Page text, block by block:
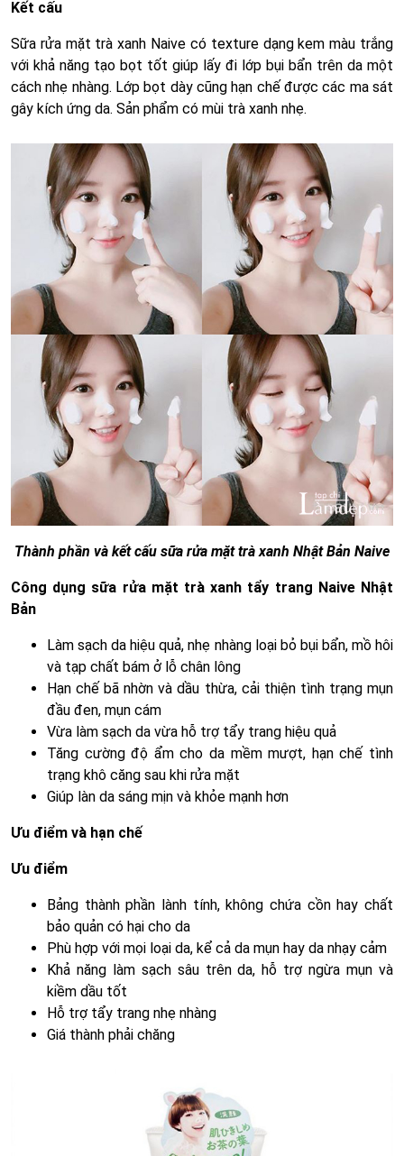
Kết cấu
Sữa rửa mặt trà xanh Naive có texture dạng kem màu trắng
với khả năng tạo bọt tốt giúp lấy đi lớp bụi bẩn trên da một
cách nhẹ nhàng. Lớp bọt dày cũng hạn chế được các ma sát
gây kích ứng da. Sản phẩm có mùi trà xanh nhẹ.
Thành phần và kết cấu sữa rửa mặt trà xanh Nhật Bản Naive
Công dụng sữa rửa mặt trà xanh tẩy trang Naive Nhật
Bản
Làm sạch da hiệu quả, nhẹ nhàng loại bỏ bụi bẩn, mồ hôi
và tạp chất bám ở lỗ chân lông
Hạn chế bã nhờn và dầu thừa, cải thiện tình trạng mụn
đầu đen, mụn cám
Vừa làm sạch da vừa hỗ trợ tẩy trang hiệu quả
Tăng cường độ ẩm cho da mềm mượt, hạn chế tình
trạng khô căng sau khi rửa mặt
Giúp làn da sáng mịn và khỏe mạnh hơn
Ưu điểm và hạn chế
Ưu điểm
Bảng thành phần lành tính, không chứa cồn hay chất
bảo quản có hại cho da
Phù hợp với mọi loại da, kể cả da mụn hay da nhạy cảm
Khả năng làm sạch sâu trên da, hỗ trợ ngừa mụn và
kiềm dầu tốt
Hỗ trợ tẩy trang nhẹ nhàng
Giá thành phải chăng